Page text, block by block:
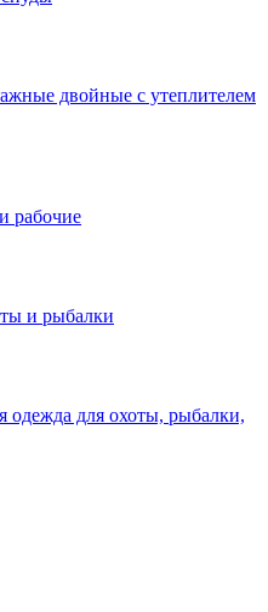
двойные с утеплителем
рабочие
и рыбалки
одежда для охоты, рыбалки,